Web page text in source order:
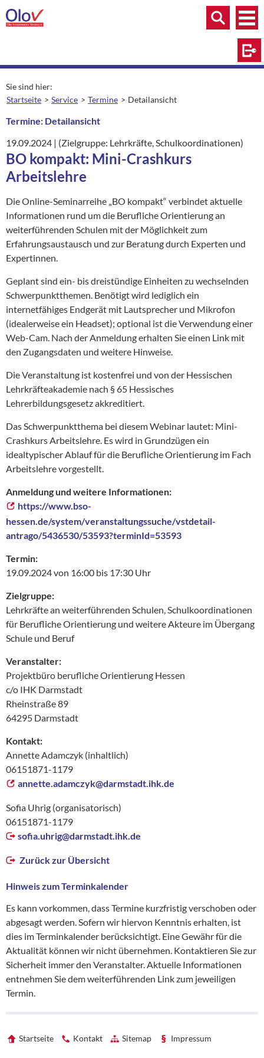
Zum Inhalt springen
Menü
Menü
Suche
Sie sind hier:
Startseite
Service Termine aktuelle Seite:
Detailansicht
Termine: Detailansicht
19.09.2024 | Ort:
(Zielgruppe: Lehrkräfte, Schulkoordinationen)
BO kompakt: Mini-Crashkurs
Arbeitslehre
Die Online-Seminarreihe „BO kompakt“ verbindet aktuelle
Informationen rund um die Berufliche Orientierung an
weiterführenden Schulen mit der Möglichkeit zum
Erfahrungsaustausch und zur Beratung durch Experten und
Expertinnen.
Geplant sind ein- bis dreistündige Einheiten zu wechselnden
Schwerpunktthemen. Benötigt wird lediglich ein
internetfähiges Endgerät mit Lautsprecher und Mikrofon
(idealerweise ein Headset); optional ist die Verwendung einer
Web-Cam. Nach der Anmeldung erhalten Sie einen Link mit
den Zugangsdaten und weitere Hinweise.
Die Veranstaltung ist kostenfrei und von der Hessischen
Lehrkräfteakademie nach § 65 Hessisches
Lehrerbildungsgesetz akkreditiert.
Das Schwerpunktthema bei diesem Webinar lautet: Mini-
Crashkurs Arbeitslehre. Es wird in Grundzügen ein
idealtypischer Ablauf für die Berufliche Orientierung im Fach
Arbeitslehre vorgestellt.
Anmeldung und weitere Informationen:
https://www.bso-
hessen.de/system/veranstaltungssuche/vstdetail-
antrago/5436530/53593?terminId=53593
Termin:
19.09.2024 von 16:00 bis 17:30 Uhr
Zielgruppe:
Lehrkräfte an weiterführenden Schulen, Schulkoordinationen
für Berufliche Orientierung und weitere Akteure im Übergang
Schule und Beruf
Veranstalter:
Projektbüro berufliche Orientierung Hessen
c/o IHK Darmstadt
Rheinstraße 89
64295 Darmstadt
Kontakt:
Annette Adamczyk (inhaltlich)
06151871-1179
annette.adamczyk@darmstadt.ihk.de
Sofia Uhrig (organisatorisch)
06151871-1179
sofia.uhrig@darmstadt.ihk.de
Zurück zur Übersicht
Hinweis zum Terminkalender
Es kann vorkommen, dass Termine kurzfristig verschoben oder
abgesagt werden. Sofern wir hiervon Kenntnis erhalten, ist
dies im Terminkalender berücksichtigt. Eine Gewähr für die
Aktualität können wir nicht übernehmen. Kontaktieren Sie zur
Sicherheit immer den Veranstalter. Aktuelle Informationen
entnehmen Sie dem weiterführenden Link zum jeweiligen
Termin.
Startseite Kontakt Sitemap Impressum